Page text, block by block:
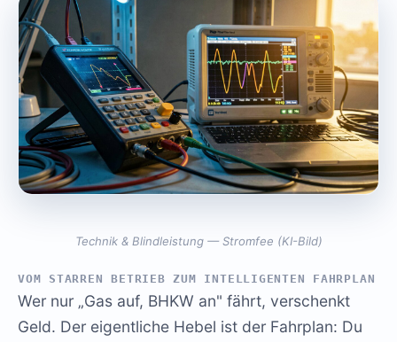
Technik & Blindleistung — Stromfee (KI-Bild)
VOM STARREN BETRIEB ZUM INTELLIGENTEN FAHRPLAN
Wer nur „Gas auf, BHKW an" fährt, verschenkt
Geld. Der eigentliche Hebel ist der Fahrplan: Du